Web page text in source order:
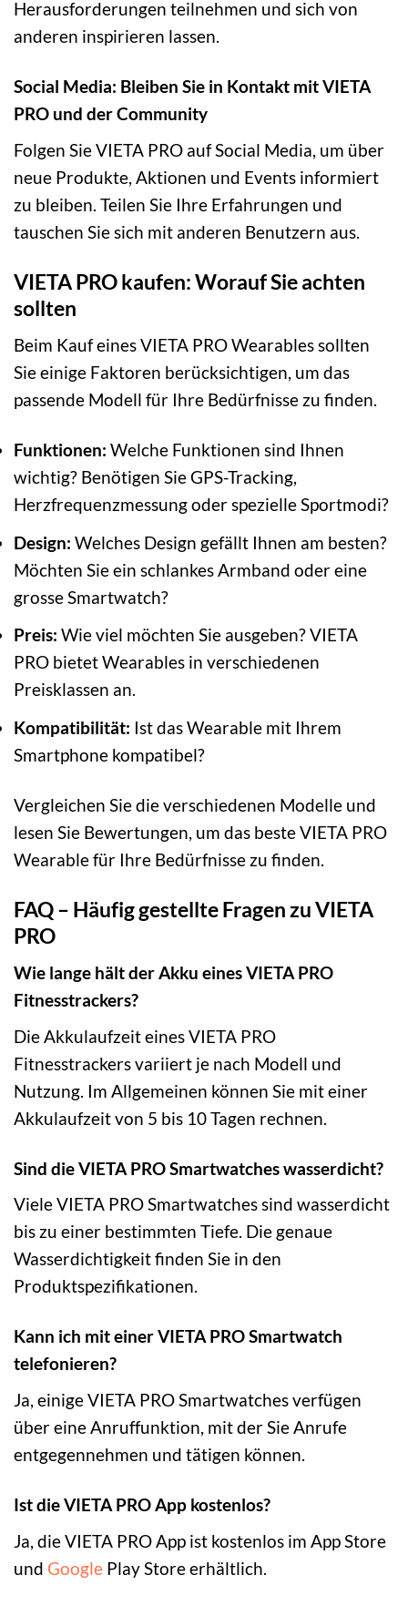
Herausforderungen teilnehmen und sich von
anderen inspirieren lassen.
Social Media: Bleiben Sie in Kontakt mit VIETA
PRO und der Community
Folgen Sie VIETA PRO auf Social Media, um über
neue Produkte, Aktionen und Events informiert
zu bleiben. Teilen Sie Ihre Erfahrungen und
tauschen Sie sich mit anderen Benutzern aus.
VIETA PRO kaufen: Worauf Sie achten
sollten
Beim Kauf eines VIETA PRO Wearables sollten
Sie einige Faktoren berücksichtigen, um das
passende Modell für Ihre Bedürfnisse zu finden.
Funktionen: Welche Funktionen sind Ihnen
wichtig? Benötigen Sie GPS-Tracking,
Herzfrequenzmessung oder spezielle Sportmodi?
Design: Welches Design gefällt Ihnen am besten?
Möchten Sie ein schlankes Armband oder eine
grosse Smartwatch?
Preis: Wie viel möchten Sie ausgeben? VIETA
PRO bietet Wearables in verschiedenen
Preisklassen an.
Kompatibilität: Ist das Wearable mit Ihrem
Smartphone kompatibel?
Vergleichen Sie die verschiedenen Modelle und
lesen Sie Bewertungen, um das beste VIETA PRO
Wearable für Ihre Bedürfnisse zu finden.
FAQ – Häufig gestellte Fragen zu VIETA
PRO
Wie lange hält der Akku eines VIETA PRO
Fitnesstrackers?
Die Akkulaufzeit eines VIETA PRO
Fitnesstrackers variiert je nach Modell und
Nutzung. Im Allgemeinen können Sie mit einer
Akkulaufzeit von 5 bis 10 Tagen rechnen.
Sind die VIETA PRO Smartwatches wasserdicht?
Viele VIETA PRO Smartwatches sind wasserdicht
bis zu einer bestimmten Tiefe. Die genaue
Wasserdichtigkeit finden Sie in den
Produktspezifikationen.
Kann ich mit einer VIETA PRO Smartwatch
telefonieren?
Ja, einige VIETA PRO Smartwatches verfügen
über eine Anruffunktion, mit der Sie Anrufe
entgegennehmen und tätigen können.
Ist die VIETA PRO App kostenlos?
Ja, die VIETA PRO App ist kostenlos im App Store
und Google Play Store erhältlich.